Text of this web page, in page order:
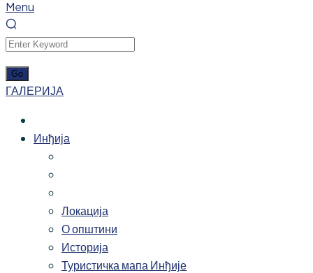
Menu
ГАЛЕРИЈА
Инђија
Локација
О општини
Историја
Туристичка мапа Инђије